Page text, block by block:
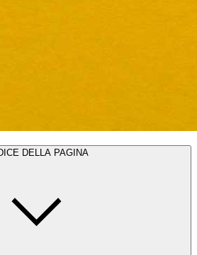
DELLA PAGINA